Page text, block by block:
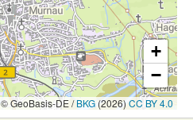
+
−
© GeoBasis-DE /BKG(2026)CC BY 4.0